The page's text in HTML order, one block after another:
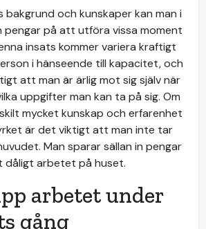
bakgrund och kunskaper kan man i
pengar på att utföra vissa moment
insats kommer variera kraftigt
i hänseende till kapacitet, och
att man är ärlig mot sig själv när
uppgifter man kan ta på sig. Om
mycket kunskap och erfarenhet
är det viktigt att man inte tar
Man sparar sällan in pengar
arbetet på huset.
arbetet under
gång